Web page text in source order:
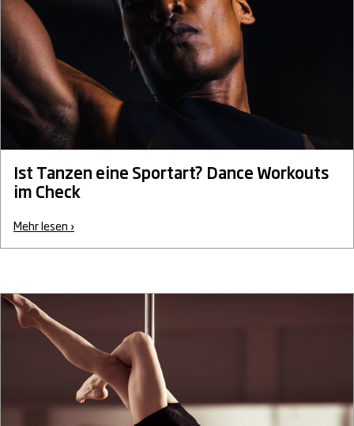
Ist Tanzen eine Sportart? Dance Workouts
im Check
Mehr lesen ›